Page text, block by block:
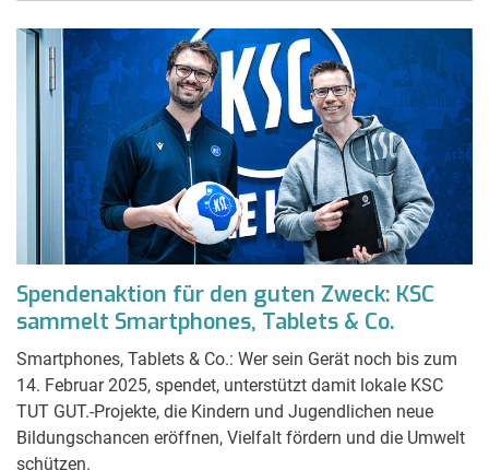
Spendenaktion für den guten Zweck: KSC
sammelt Smartphones, Tablets & Co.
Smartphones, Tablets & Co.: Wer sein Gerät noch bis zum
14. Februar 2025, spendet, unterstützt damit lokale KSC
TUT GUT.-Projekte, die Kindern und Jugendlichen neue
Bildungschancen eröffnen, Vielfalt fördern und die Umwelt
schützen.